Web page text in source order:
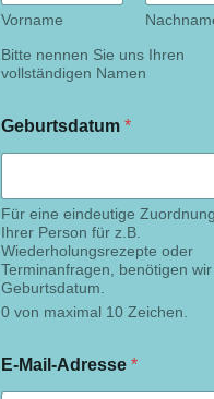
Vorname
Bitte nennen Sie uns Ihren
vollständigen Namen
Geburtsdatum *
Für eine eindeutige
Ihrer Person für z.B.
Wiederholungsrezepte oder
Terminanfragen, benötigen
Geburtsdatum.
0 von maximal 10 Zeichen.
E-Mail-Adresse *